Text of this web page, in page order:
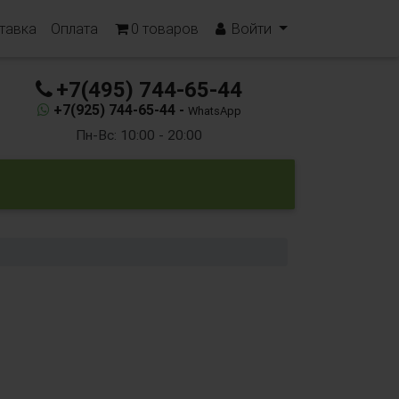
Оплата 0 товаров Войти
+7(495) 744-65-44
+7(925) 744-65-44 - WhatsApp
Пн-Вс: 10:00 - 20:00